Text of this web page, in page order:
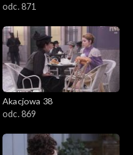
odc. 871
Akacjowa 38
odc. 869